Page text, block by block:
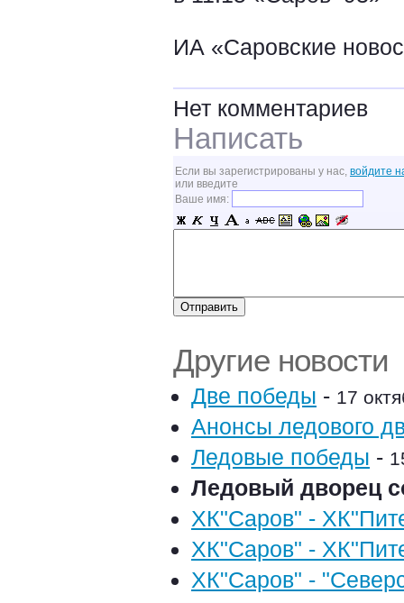
ИА «Саровские
Нет комментариев
Написать
Если вы зарегистрированы у нас, войдите
или введите
Ваше имя:
Другие новости
Две победы - 17
Анонсы ледового
Ледовые победы -
Ледовый дворец
ХК"Саров" -
ХК"Саров" -
ХК"Саров" -